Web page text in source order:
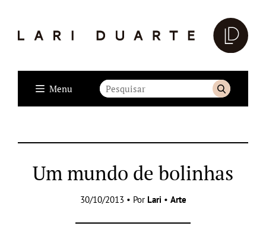
Menu
Um mundo de bolinhas
30/10/2013 • Por Lari • Arte